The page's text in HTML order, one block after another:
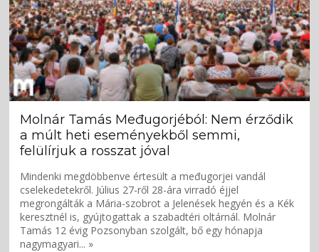
Molnár Tamás Međugorjéból: Nem érződik
a múlt heti eseményekből semmi,
felülírjuk a rosszat jóval
Mindenki megdöbbenve értesült a međugorjei vandál
cselekedetekről. Július 27-ről 28-ára virradó éjjel
megrongálták a Mária-szobrot a Jelenések hegyén és a Kék
keresztnél is, gyújtogattak a szabadtéri oltárnál. Molnár
Tamás 12 évig Pozsonyban szolgált, bő egy hónapja
nagymagyari... »